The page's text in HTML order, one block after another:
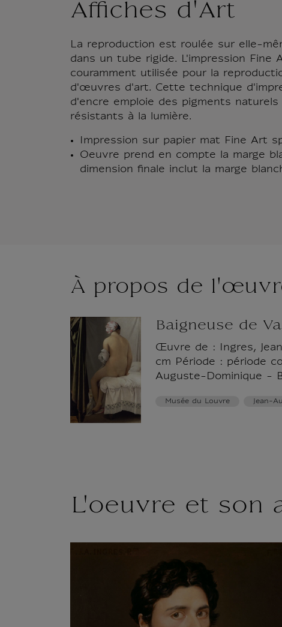
Affiches d'Art
La reproduction est roulée sur elle-
dans un tube rigide. L'impression Fine
couramment utilisée pour la
d'œuvres d'art. Cette technique
d'encre emploie des pigments
résistants à la lumière.
Impression sur papier mat Fine Art
Oeuvre prend en compte la marge
dimension finale inclut la marge
À propos de
Baigneuse de
Œuvre de : Ingres,
cm Période : période
Auguste-Dominique -
Musée du Louvre Jean-
L'oeuvre et son